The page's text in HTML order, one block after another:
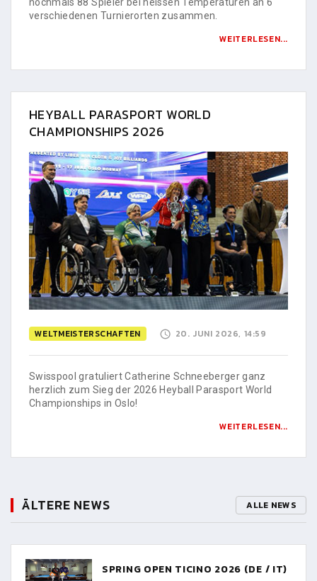
verschiedenen Turnierorten zusammen.
WEITERLESEN...
HEYBALL PARASPORT WORLD
CHAMPIONSHIPS 2026
WELTMEISTERSCHAFTEN 20. JUNI 2026, 14:59
Swisspool gratuliert Catherine Schneeberger ganz
herzlich zum Sieg der 2026 Heyball Parasport World
Championships in Oslo!
WEITERLESEN...
ÄLTERE NEWS ALLE NEWS
SPRING OPEN TICINO 2026 (DE / IT)